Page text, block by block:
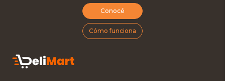
Conocé
Cómo funciona